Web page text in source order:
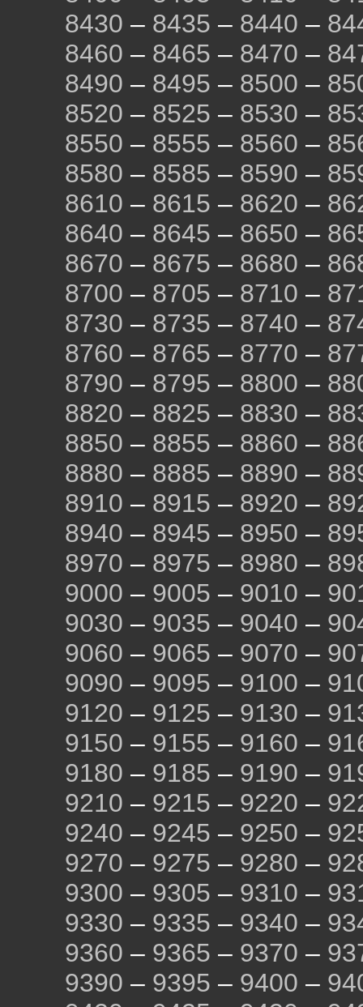
8430 – 8435 – 8440 –
8460 – 8465 – 8470 –
8490 – 8495 – 8500 –
8520 – 8525 – 8530 –
8550 – 8555 – 8560 –
8580 – 8585 – 8590 –
8610 – 8615 – 8620 –
8640 – 8645 – 8650 –
8670 – 8675 – 8680 –
8700 – 8705 – 8710 –
8730 – 8735 – 8740 –
8760 – 8765 – 8770 –
8790 – 8795 – 8800 –
8820 – 8825 – 8830 –
8850 – 8855 – 8860 –
8880 – 8885 – 8890 –
8910 – 8915 – 8920 –
8940 – 8945 – 8950 –
8970 – 8975 – 8980 –
9000 – 9005 – 9010 –
9030 – 9035 – 9040 –
9060 – 9065 – 9070 –
9090 – 9095 – 9100 –
9120 – 9125 – 9130 –
9150 – 9155 – 9160 –
9180 – 9185 – 9190 –
9210 – 9215 – 9220 –
9240 – 9245 – 9250 –
9270 – 9275 – 9280 –
9300 – 9305 – 9310 –
9330 – 9335 – 9340 –
9360 – 9365 – 9370 –
9390 – 9395 – 9400 –